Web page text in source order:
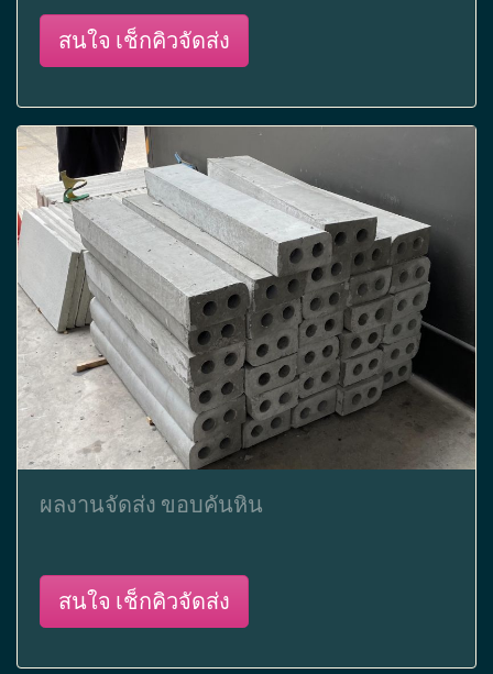
สนใจ เช็กคิวจัดส่ง
ผลงานจัดส่ง ขอบคันหิน
สนใจ เช็กคิวจัดส่ง